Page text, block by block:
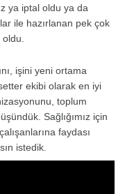
ya iptal oldu ya da
ile hazırlanan pek çok
işini yeni ortama
ekibi olarak en iyi
toplum
Sağlığımız için
faydası
istedik.